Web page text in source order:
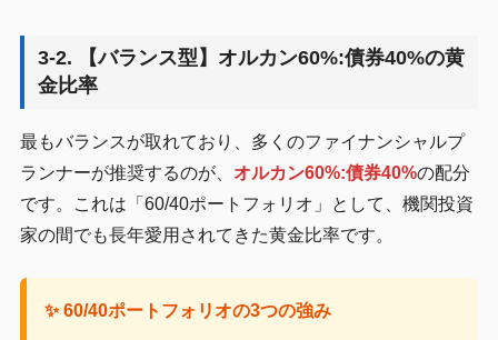
3-2. 【バランス型】オルカン60%:債券40%の黄
金比率
最もバランスが取れており、多くのファイナンシャルプ
ランナーが推奨するのが、 オルカン60%:債券40%の配分
です。これは「60/40ポートフォリオ」として、機関投資
家の間でも長年愛用されてきた黄金比率です。
✨ 60/40ポートフォリオの3つの強み